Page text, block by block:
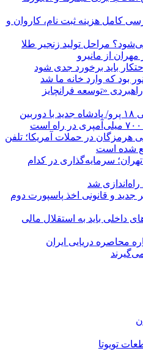
عمره ۱۴۰۵؛ بررسی کامل هزینه ثبت نام، کاروان و
مراحل تولید زنجیر طلا
مهران از مانیرو
باید برخورد جدی شود
بود که وارد خانه ما شد
«توسعه فرانچایز
افشای مشخصات شیائومی ۱۸ پرو/ پادشاه جدید با دوربین
مخابراتی هرمزگان در حملات آمریکا؛ تلفن
شده است
سرمایه‌گذاری در کدام
راه‌اندازی شد
جدید و قانونی اخذ پاسپورت دوم
داخلی باید به استقلال مالی
محاصره دریایی ایران
تویوتا